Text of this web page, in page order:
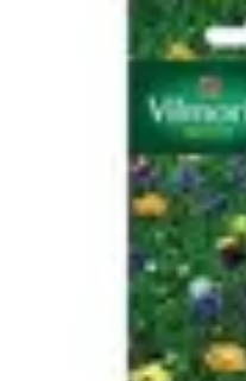
Entretien et Aménagement
Entretien du Jardin
Conseils Jardinage